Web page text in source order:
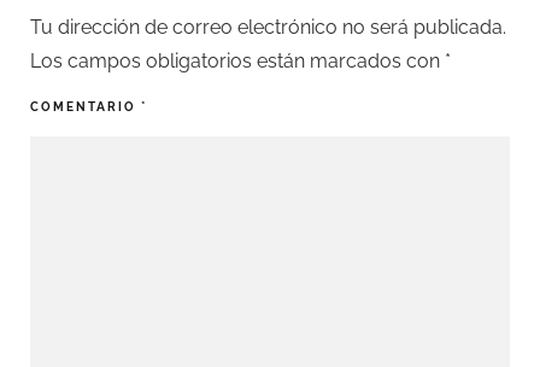
Tu dirección de correo electrónico no será publicada.
Los campos obligatorios están marcados con *
COMENTARIO *